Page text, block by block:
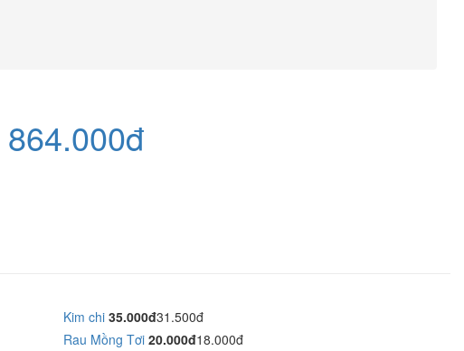
864.000đ
Kim chi 35.000đ31.500đ
Rau Mồng Tơi 20.000đ18.000đ